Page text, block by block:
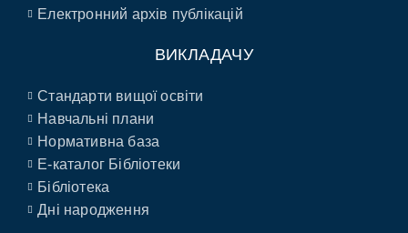
Електронний архів публікацій
ВИКЛАДАЧУ
Стандарти вищої освіти
Навчальні плани
Нормативна база
E-каталог Бібліотеки
Бібліотека
Дні народження